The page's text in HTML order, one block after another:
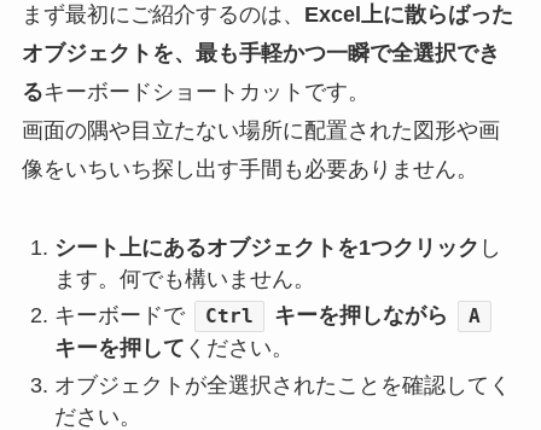
まず最初にご紹介するのは、 Excel上に散らばった
オブジェクトを、最も手軽かつ一瞬で全選択でき
るキーボードショートカットです。
画面の隅や目立たない場所に配置された図形や画
像をいちいち探し出す手間も必要ありません。
シート上にあるオブジェクトを1つクリック し
ます。何でも構いません。
キーボードで
Ctrl キーを押しながら A
キーを押して ください。
オブジェクトが全選択されたことを確認してく
ださい。